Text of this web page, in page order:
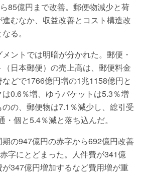
85億円まで改善。郵便物減少と荷
むなか、収益改善とコスト構造改
る。
ントでは明暗が分かれた。郵便・
日本郵便）の売上高は、郵便料金
どで1766億円増の1兆1158億円と
0.6％増、ゆうパケットは5.3％増
の、郵便物は7.1％減少し、総引受
個と5.4％減と落ち込んだ。
の947億円の赤字から692億円改善
字にとどまった。人件費が341億
347億円増加するなど費用増が重